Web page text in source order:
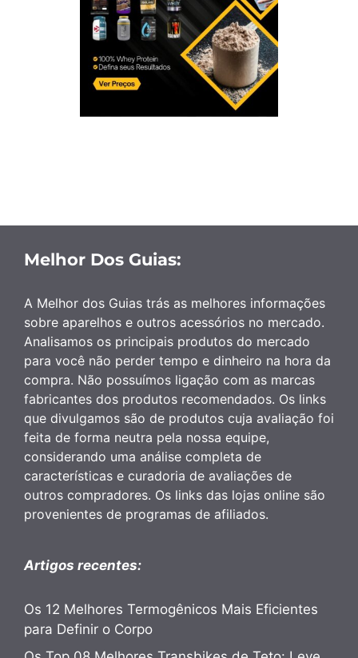
Melhor Dos Guias:
A Melhor dos Guias trás as melhores informações
sobre aparelhos e outros acessórios no mercado.
Analisamos os principais produtos do mercado
para você não perder tempo e dinheiro na hora da
compra. Não possuímos ligação com as marcas
fabricantes dos produtos recomendados. Os links
que divulgamos são de produtos cuja avaliação foi
feita de forma neutra pela nossa equipe,
considerando uma análise completa de
características e curadoria de avaliações de
outros compradores. Os links das lojas online são
provenientes de programas de afiliados.
Artigos recentes:
Os 12 Melhores Termogênicos Mais Eficientes
para Definir o Corpo